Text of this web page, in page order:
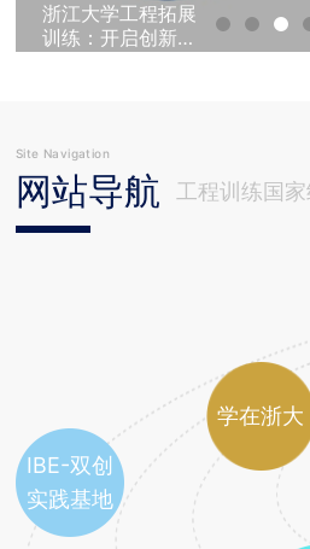
浙江大学工程拓展
训练：开启创新实
Site Navigation
网站导航 工程训练国
IBE-双创
实践基地
学在浙大